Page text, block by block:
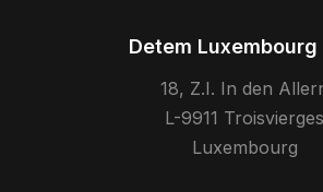
Detem Luxembourg
18, Z.I. In den
L-9911 Troisvierges
Luxembourg